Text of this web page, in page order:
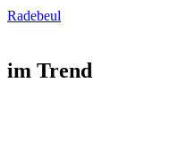
Radebeul
im Trend